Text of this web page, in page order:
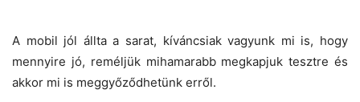
A mobil jól állta a sarat, kíváncsiak vagyunk mi is, hogy
mennyire jó, reméljük mihamarabb megkapjuk tesztre és
akkor mi is meggyőződhetünk erről.